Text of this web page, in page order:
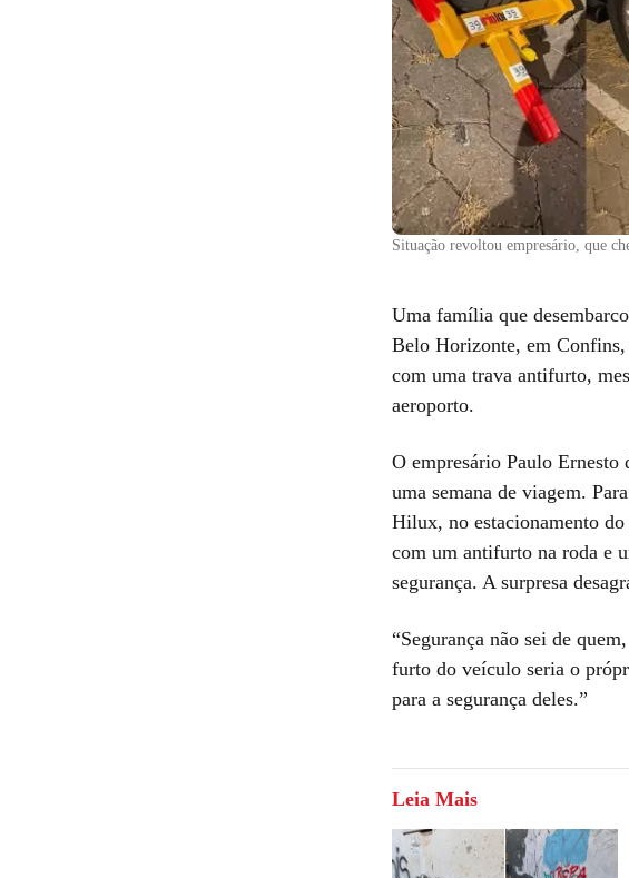
Situação revoltou empresário, que
Uma família que
Belo Horizonte, em Confins,
com uma trava antifurto,
aeroporto.
O empresário Paulo
uma semana de viagem.
Hilux, no estacionamento
com um antifurto na roda e
segurança. A surpresa
“Segurança não sei de
furto do veículo seria o
para a segurança deles.”
Leia Mais